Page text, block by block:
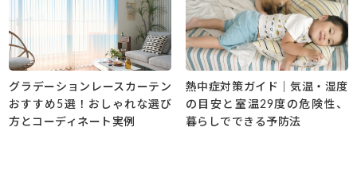
グラデーションレースカーテン
おすすめ5選！おしゃれな選び
方とコーディネート実例
熱中症対策ガイド｜気温・湿度
の目安と室温29度の危険性、
暮らしでできる予防法